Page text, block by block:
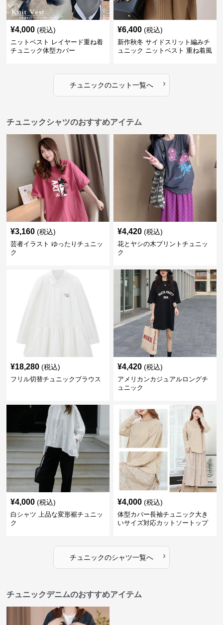
¥4,000 (税込)
ニットベスト レイヤード重ね着
チュニック体型カバー
¥6,400 (税込)
新作秋冬 サイドスリット編みチ
ュニック ニットベスト 重ね着風
チュニックのニット一覧へ ›
チュニックシャツのおすすめアイテム
¥3,160 (税込)
芸者イラスト ゆったりチュニッ
ク
¥4,420 (税込)
花とヤシの木プリントチュニッ
ク
¥18,280 (税込)
フリル切替チュニックブラウス
¥4,420 (税込)
アメリカンカジュアルロングチ
ュニック
¥4,000 (税込)
白シャツ 上品な変形裾チュニッ
ク
¥4,000 (税込)
体型カバー長袖チュニック大き
いサイズ対応カットソートップ
チュニックのシャツ一覧へ ›
チュニックデニムのおすすめアイテム